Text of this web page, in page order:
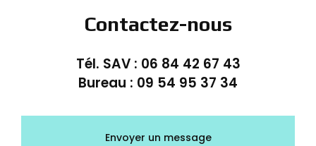
Contactez-nous
Tél. SAV : 06 84 42 67 43
Bureau : 09 54 95 37 34
Envoyer un message